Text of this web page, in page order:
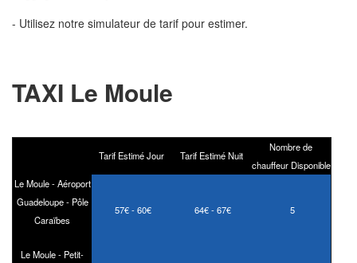
- Utilisez notre simulateur de tarif pour estimer.
TAXI Le Moule
Tarif Estimé Jour Tarif Estimé Nuit
Nombre de
chauffeur Disponible
Le Moule - Aéroport
Guadeloupe - Pôle
Caraïbes
57€ - 60€ 64€ - 67€ 5
Le Moule - Petit-